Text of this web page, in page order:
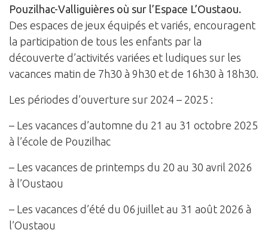
Pouzilhac-Valliguières où sur l’Espace L’Oustaou.
Des espaces de jeux équipés et variés, encouragent
la participation de tous les enfants par la
découverte d’activités variées et ludiques sur les
vacances matin de 7h30 à 9h30 et de 16h30 à 18h30.
Les périodes d’ouverture sur 2024 – 2025 :
– Les vacances d’automne du 21 au 31 octobre 2025
à l’école de Pouzilhac
– Les vacances de printemps du 20 au 30 avril 2026
à l’Oustaou
– Les vacances d’été du 06 juillet au 31 août 2026 à
l’Oustaou